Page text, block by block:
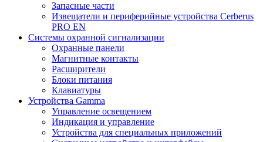
Запасные части
Извещатели и периферийные устройства Cerberus
PRO EN
Системы охранной сигнализации
Охранные панели
Магнитные контакты
Расширители
Блоки питания
Клавиатуры
Устройства Gamma
Управление освещением
Индикация и управление
Устройства для специальных приложений